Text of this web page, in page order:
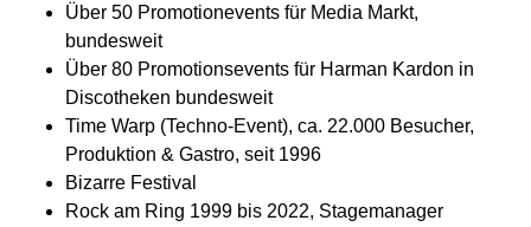
Über 50 Promotionevents für Media Markt,
bundesweit
Über 80 Promotionsevents für Harman Kardon in
Discotheken bundesweit
Time Warp (Techno-Event), ca. 22.000 Besucher,
Produktion & Gastro, seit 1996
Bizarre Festival
Rock am Ring 1999 bis 2022, Stagemanager